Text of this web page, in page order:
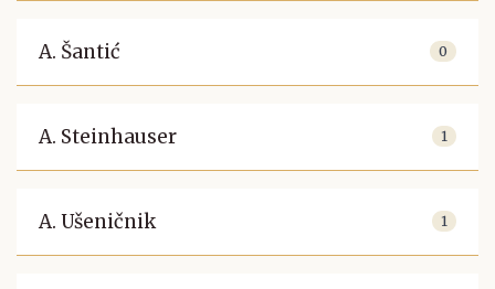
A. Šantić 0
A. Steinhauser 1
A. Ušeničnik 1